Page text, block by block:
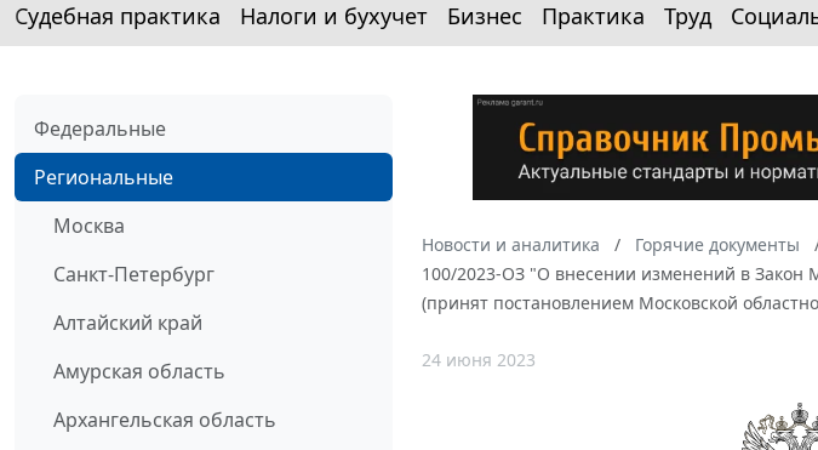
Судебная практика Налоги и бухучет Бизнес Практика Труд
Федеральные
Региональные
Москва
Санкт-Петербург
Алтайский край
Амурская область
Архангельская область
Новости и аналитика Горячие документы
100/2023-ОЗ "О внесении изменений в Закон
(принят постановлением Московской
24 июня 2023